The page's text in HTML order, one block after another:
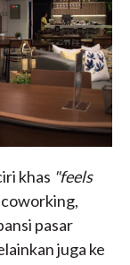
khas "feels
pasar
juga ke